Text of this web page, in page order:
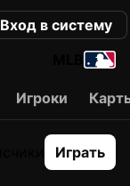
Вход в систему
Игроки
Играть